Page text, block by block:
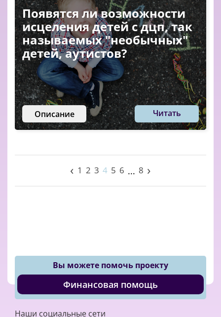
Появятся ли возможности
исцеления детей с дцп, так
называемых "необычных"
детей, аутистов?
Описание Читать
‹ 1 2 3 4 5 6 ... 8 ›
Вы можете помочь проекту
Финансовая помощь
Наши социальные сети